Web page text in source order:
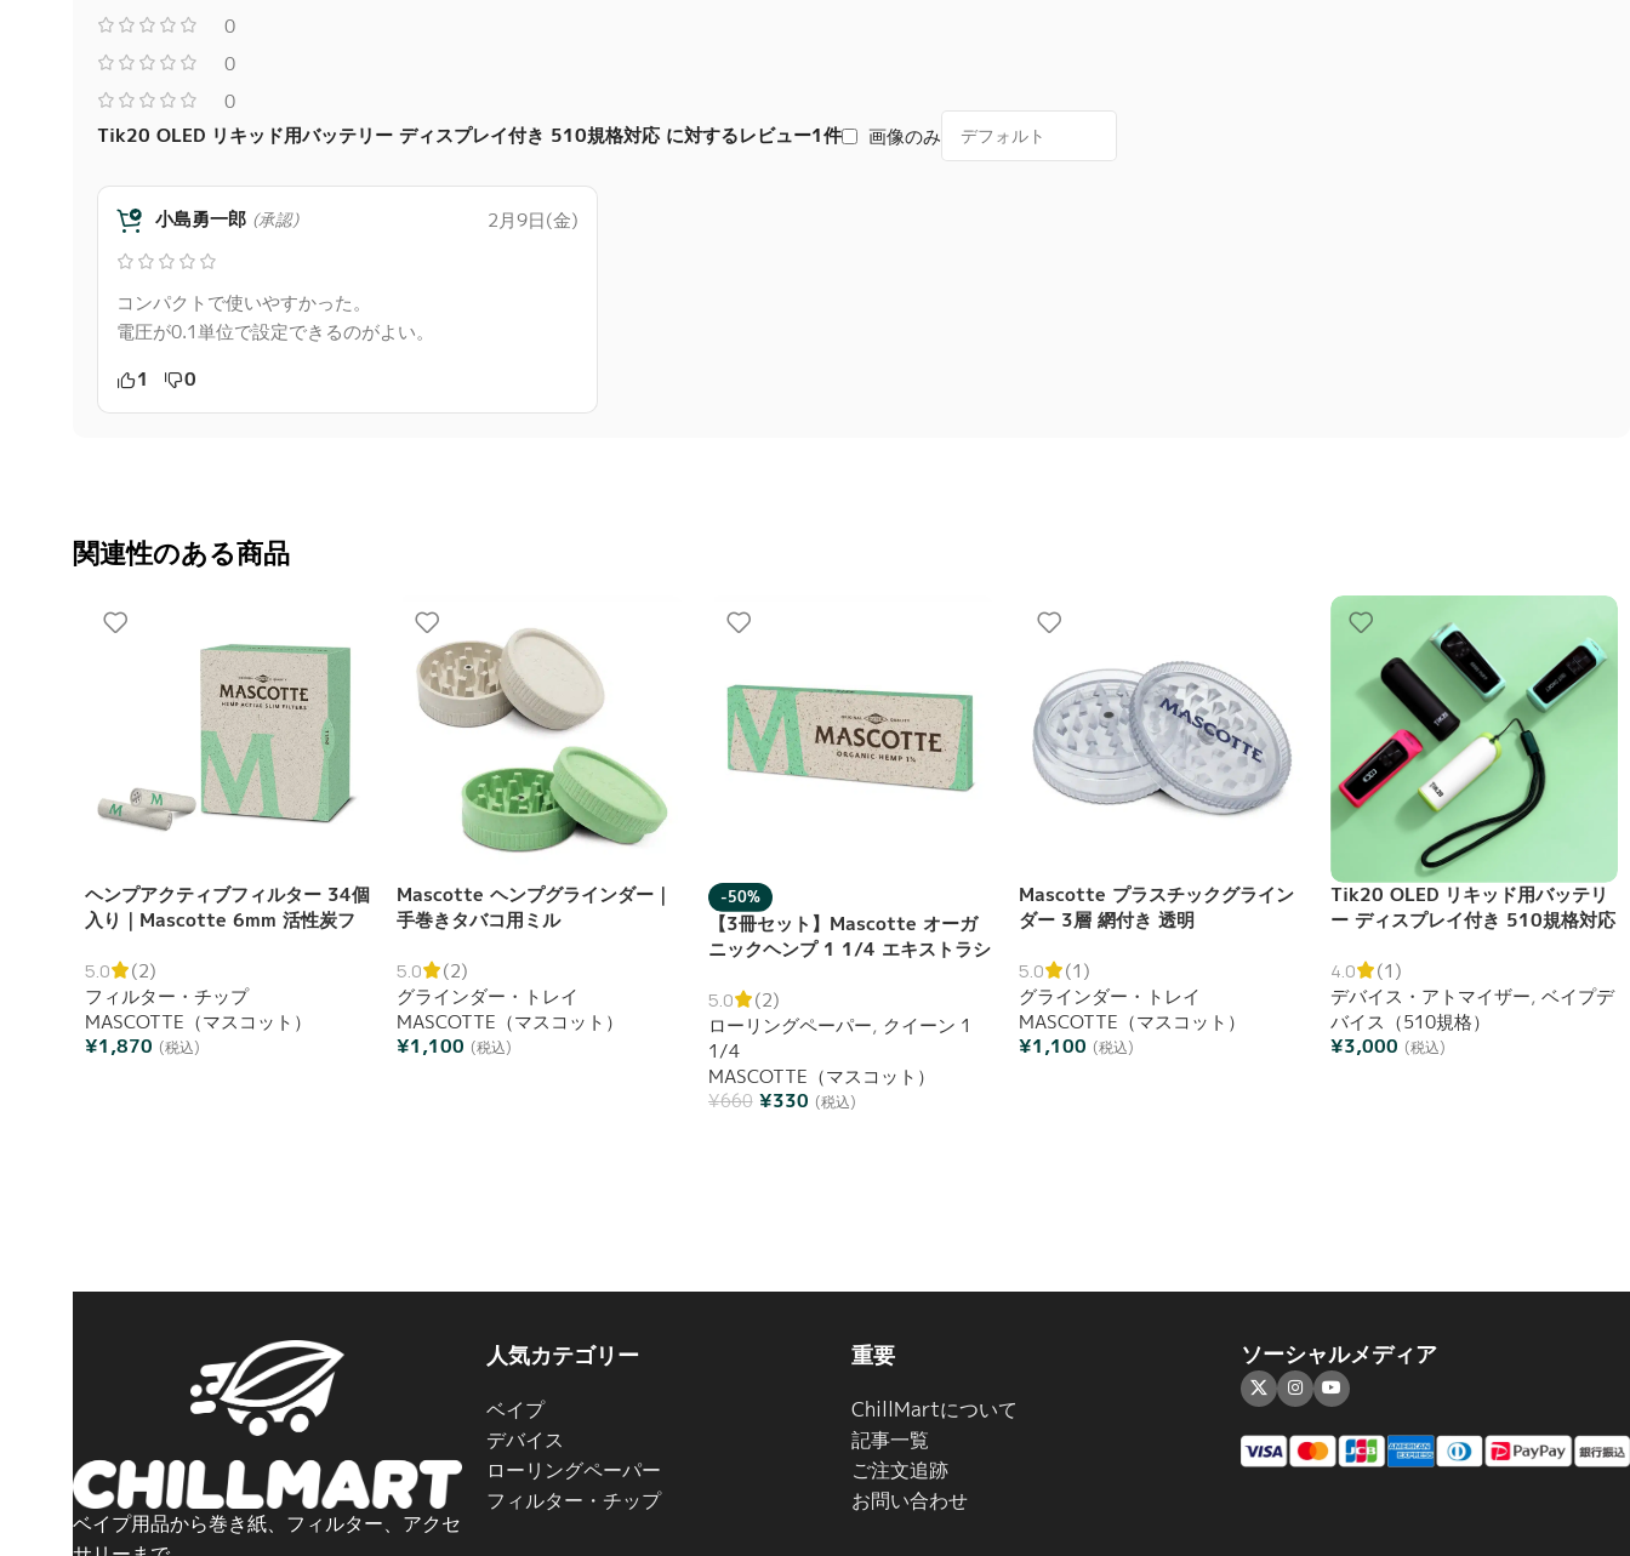
0
0
0
Tik20 OLED リキッド用バッテリー ディスプレイ付き 510規格対応 に対するレビュー1件 画像のみ
小島勇一郎 (承認) 2月9日(金)
コンパクトで使いやすかった。
電圧が0.1単位で設定できるのがよい。
1 0
関連性のある商品
ヘンプアクティブフィルター 34個
入り｜Mascotte 6mm 活性炭フ
5.0
(2)
フィルター・チップ
MASCOTTE（マスコット）
¥1,870 (税込)
Mascotte ヘンプグラインダー｜
手巻きタバコ用ミル
5.0
(2)
グラインダー・トレイ
MASCOTTE（マスコット）
¥1,100 (税込)
-50%
【3冊セット】Mascotte オーガ
ニックヘンプ 1 1/4 エキストラシ
巻紙 ブックレット
5.0
(2)
ローリングペーパー, クイーン 1
1/4
MASCOTTE（マスコット）
¥660 ¥330 (税込)
Mascotte プラスチックグライン
ダー 3層 網付き 透明
5.0
(1)
グラインダー・トレイ
MASCOTTE（マスコット）
¥1,100 (税込)
Tik20 OLED リキッド用バッテリ
ー ディスプレイ付き 510規格対応
4.0
(1)
デバイス・アトマイザー, ベイプデ
バイス（510規格）
¥3,000 (税込)
ベイプ用品から巻き紙、フィルター、アクセ
人気カテゴリー
ベイプ
デバイス
ローリングペーパー
フィルター・チップ
重要
ChillMartについて
記事一覧
ご注文追跡
お問い合わせ
ソーシャルメディア